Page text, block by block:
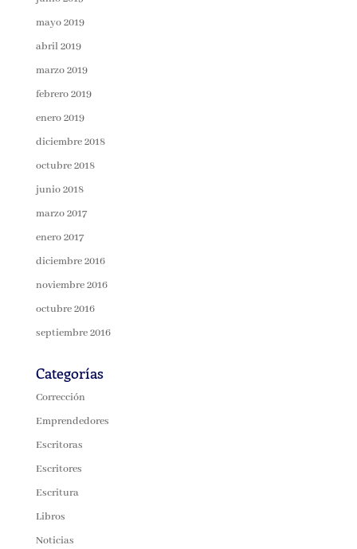
mayo 2019
abril 2019
marzo 2019
febrero 2019
enero 2019
diciembre 2018
octubre 2018
junio 2018
marzo 2017
enero 2017
diciembre 2016
noviembre 2016
octubre 2016
septiembre 2016
Categorías
Corrección
Emprendedores
Escritoras
Escritores
Escritura
Libros
Noticias